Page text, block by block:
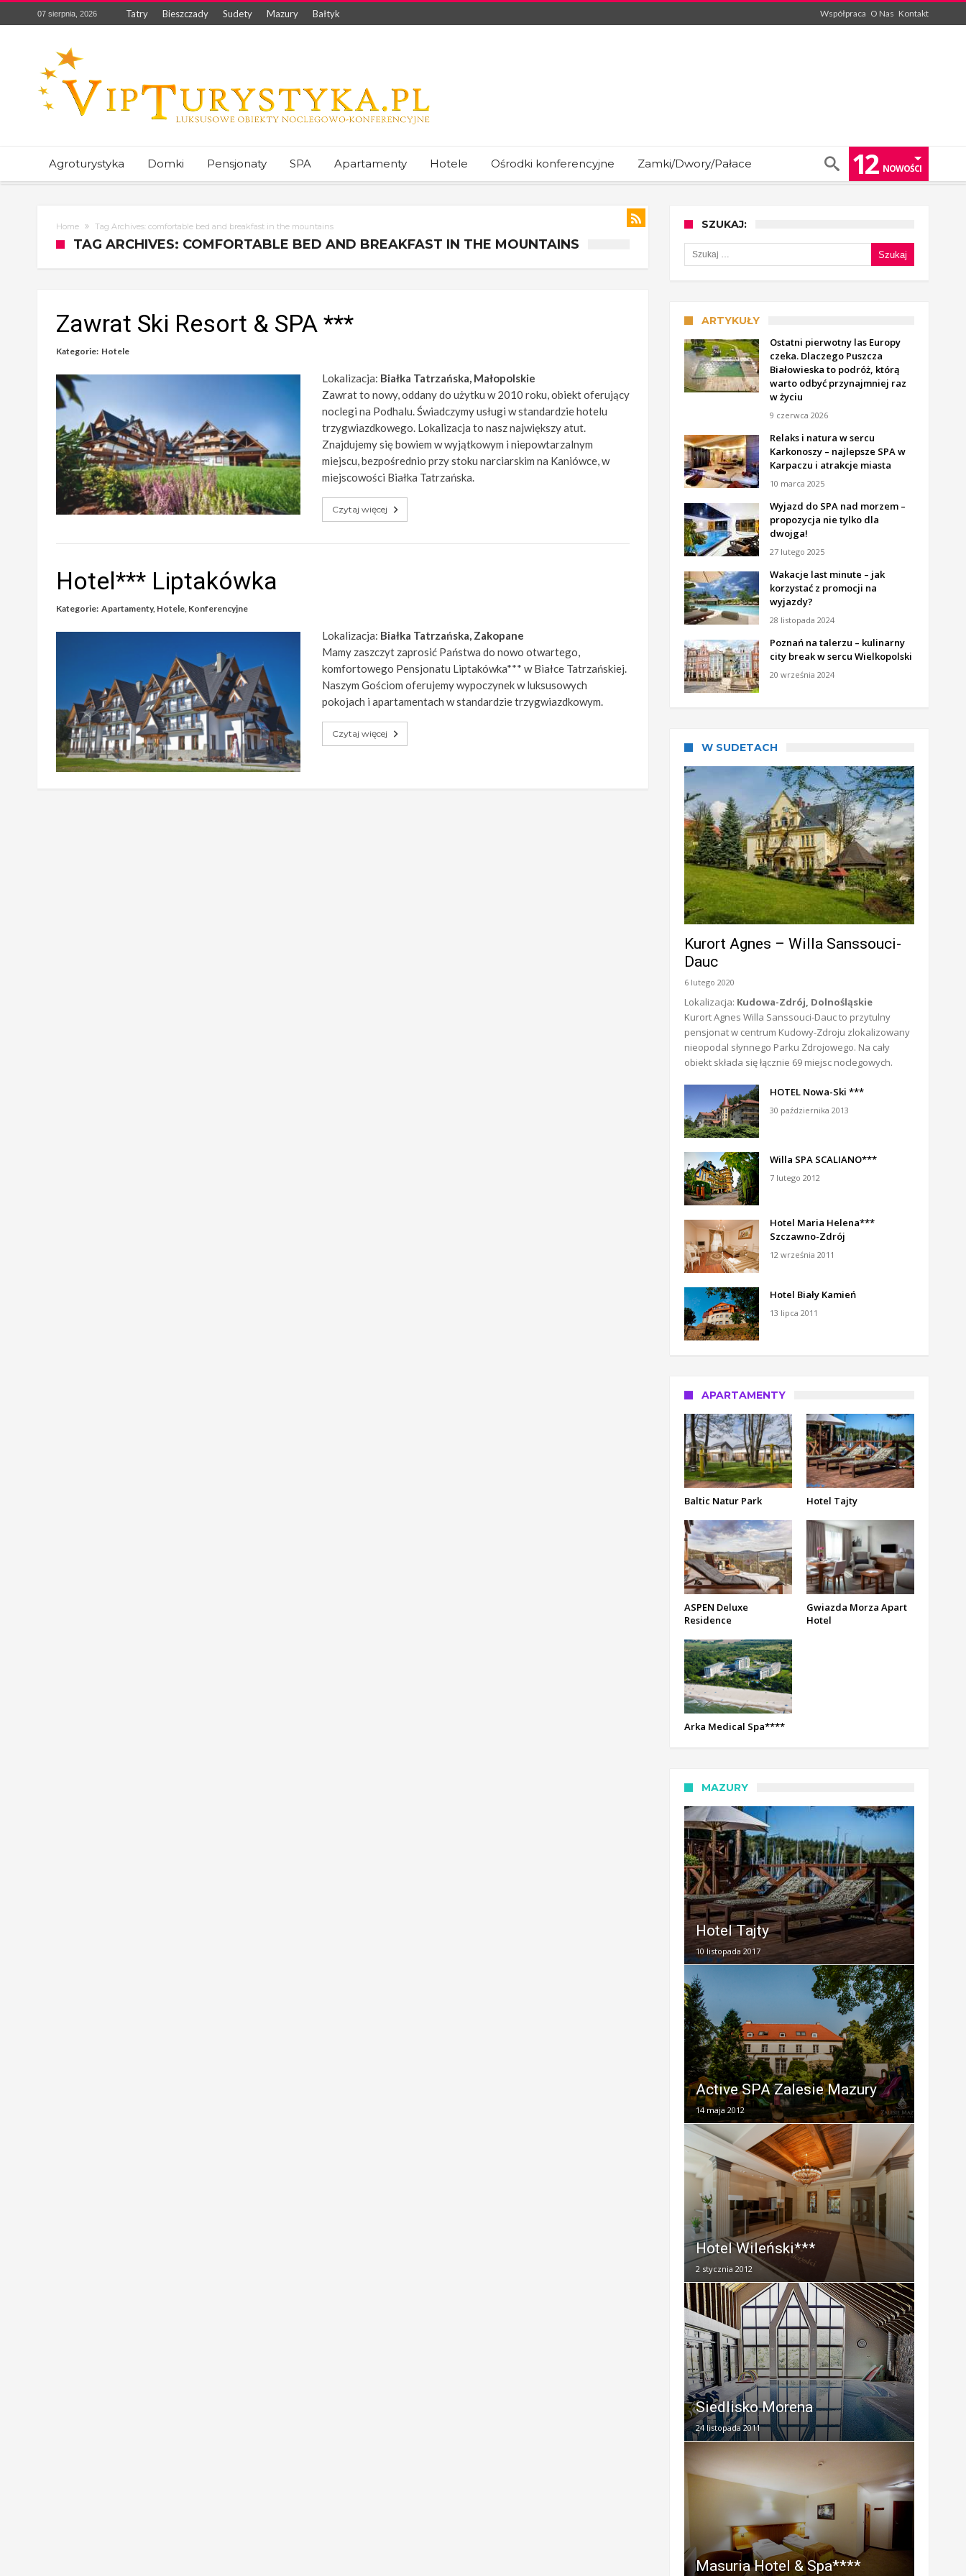
07 sierpnia, 2026 Tatry Bieszczady Sudety Mazury Bałtyk Współpraca O Nas Kontakt
Agroturystyka Domki Pensjonaty SPA Apartamenty Hotele Ośrodki konferencyjne Zamki/Dwory/Pałace 12 NOWOŚCI
Home Tag Archives: comfortable bed and breakfast in the mountains
TAG ARCHIVES: COMFORTABLE BED AND BREAKFAST IN THE MOUNTAINS
Zawrat Ski Resort & SPA ***
Kategorie: Hotele
Lokalizacja: Białka Tatrzańska, Małopolskie
Zawrat to nowy, oddany do użytku w 2010 roku, obiekt oferujący
noclegi na Podhalu. Świadczymy usługi w standardzie hotelu
trzygwiazdkowego. Lokalizacja to nasz największy atut.
Znajdujemy się bowiem w wyjątkowym i niepowtarzalnym
miejscu, bezpośrednio przy stoku narciarskim na Kaniówce, w
miejscowości Białka Tatrzańska.
Czytaj więcej
Hotel*** Liptakówka
Kategorie: Apartamenty, Hotele, Konferencyjne
Lokalizacja: Białka Tatrzańska, Zakopane
Mamy zaszczyt zaprosić Państwa do nowo otwartego,
komfortowego Pensjonatu Liptakówka*** w Białce Tatrzańskiej.
Naszym Gościom oferujemy wypoczynek w luksusowych
pokojach i apartamentach w standardzie trzygwiazdkowym.
Czytaj więcej
SZUKAJ:
Szukaj:
ARTYKUŁY
Ostatni pierwotny las Europy
czeka. Dlaczego Puszcza
Białowieska to podróż, którą
warto odbyć przynajmniej raz
w życiu
9 czerwca 2026
Relaks i natura w sercu
Karkonoszy – najlepsze SPA w
Karpaczu i atrakcje miasta
10 marca 2025
Wyjazd do SPA nad morzem –
propozycja nie tylko dla
dwojga!
27 lutego 2025
Wakacje last minute – jak
korzystać z promocji na
wyjazdy?
28 listopada 2024
Poznań na talerzu – kulinarny
city break w sercu Wielkopolski
20 września 2024
W SUDETACH
Kurort Agnes – Willa Sanssouci-
Dauc
6 lutego 2020
Lokalizacja: Kudowa-Zdrój, Dolnośląskie
Kurort Agnes Willa Sanssouci-Dauc to przytulny
pensjonat w centrum Kudowy-Zdroju zlokalizowany
nieopodal słynnego Parku Zdrojowego. Na cały
obiekt składa się łącznie 69 miejsc noclegowych.
HOTEL Nowa-Ski ***
30 października 2013
Willa SPA SCALIANO***
7 lutego 2012
Hotel Maria Helena***
Szczawno-Zdrój
12 września 2011
Hotel Biały Kamień
13 lipca 2011
APARTAMENTY
Baltic Natur Park Hotel Tajty
ASPEN Deluxe
Residence
Gwiazda Morza Apart
Hotel
Arka Medical Spa****
MAZURY
Hotel Tajty
10 listopada 2017
Active SPA Zalesie Mazury
14 maja 2012
Hotel Wileński***
2 stycznia 2012
Siedlisko Morena
24 listopada 2011
Masuria Hotel & Spa****